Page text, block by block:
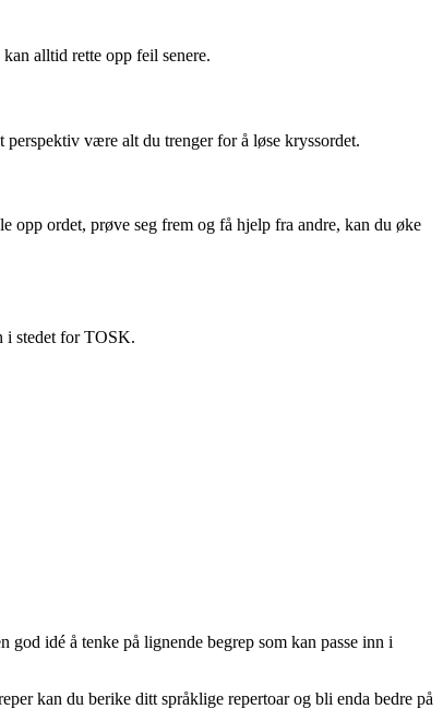
alltid rette opp feil senere.
være alt du trenger for å løse kryssordet.
opp ordet, prøve seg frem og få hjelp fra andre, kan du øke
i stedet for TOSK.
idé å tenke på lignende begrep som kan passe inn i
kan du berike ditt språklige repertoar og bli enda bedre på